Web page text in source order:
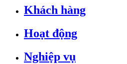
Khách hàng
Hoạt động
Nghiệp vụ